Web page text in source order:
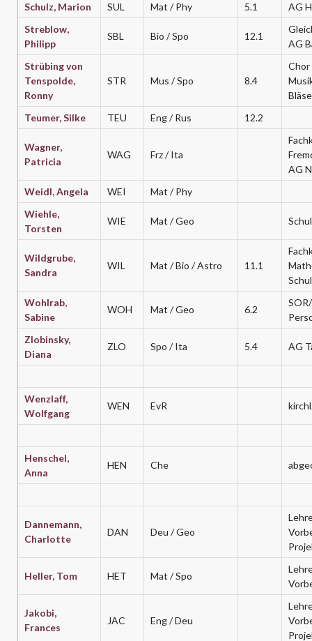
Schulz, Marion SUL Mat / Phy 5.1
AG
Streblow,
Philipp
SBL Bio / Spo 12.1
AG
Strübing von
Tenspolde,
Ronny
STR Mus / Spo 8.4
Chor
Teumer, Silke
TEU Eng / Rus 12.2
Wagner,
Patricia
WAG Frz / Ita
AG
Weidl, Angela
WEI
Mat / Phy
Wiehle,
Torsten
WIE Mat / Geo
Wildgrube,
Sandra
WIL Mat / Bio / Astro 11.1
Wohlrab,
Sabine
WOH Mat / Geo 6.2
Zlobinsky,
Diana
ZLO Spo / Ita 5.4 AG
Wenzlaff,
Wolfgang
WEN EvR
Henschel,
Anna
HEN Che
Dannemann,
Charlotte
DAN Deu / Geo
Heller, Tom HET Mat / Spo
Jakobi,
Frances
JAC Eng / Deu